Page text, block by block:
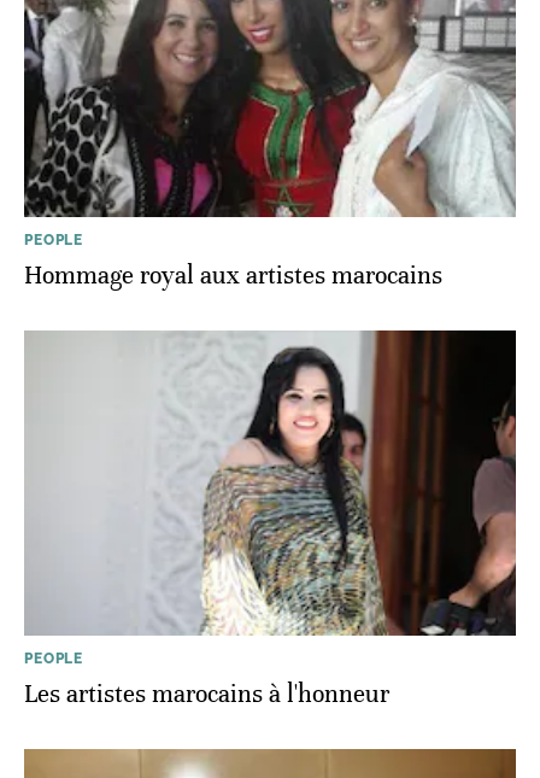
PEOPLE
Hommage royal aux artistes marocains
PEOPLE
Les artistes marocains à l'honneur